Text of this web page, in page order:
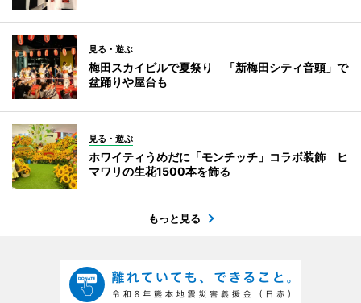
見る・遊ぶ
梅田スカイビルで夏祭り 「新梅田シティ音頭」で
盆踊りや屋台も
見る・遊ぶ
ホワイティうめだに「モンチッチ」コラボ装飾 ヒ
マワリの生花1500本を飾る
もっと見る